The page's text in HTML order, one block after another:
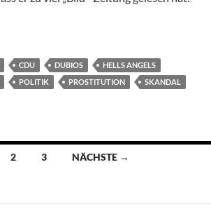
unter Verdacht: Huren gegen
CDU DUBIOS
HELLS ANGELS
POLITIK PROSTITUTION
SKANDAL
2 3 NÄCHSTE →